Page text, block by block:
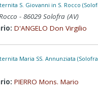
S. Giovanni in S. Rocco
- 86029 Solofra (AV)
D'ANGELO Don Virgilio
Maria SS. Annunziata
PIERRO Mons. Mario